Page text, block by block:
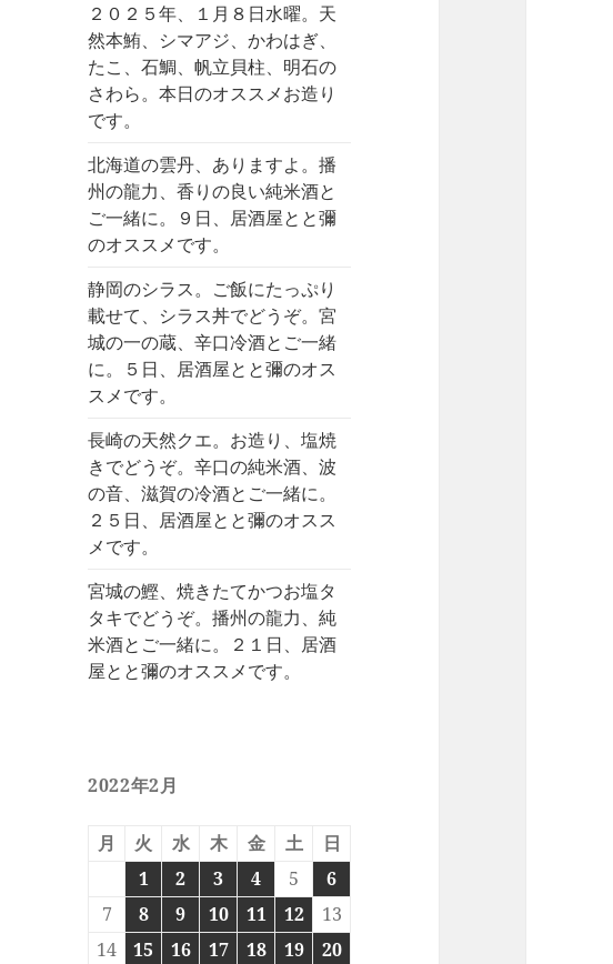
２０２５年、１月８日水曜。天
然本鮪、シマアジ、かわはぎ、
たこ、石鯛、帆立貝柱、明石の
さわら。本日のオススメお造り
です。
北海道の雲丹、ありますよ。播
州の龍力、香りの良い純米酒と
ご一緒に。９日、居酒屋とと彌
のオススメです。
静岡のシラス。ご飯にたっぷり
載せて、シラス丼でどうぞ。宮
城の一の蔵、辛口冷酒とご一緒
に。５日、居酒屋とと彌のオス
スメです。
長崎の天然クエ。お造り、塩焼
きでどうぞ。辛口の純米酒、波
の音、滋賀の冷酒とご一緒に。
２５日、居酒屋とと彌のオスス
メです。
宮城の鰹、焼きたてかつお塩タ
タキでどうぞ。播州の龍力、純
米酒とご一緒に。２１日、居酒
屋とと彌のオススメです。
2022年2月
月 火 水 木 金 土
日
1
2 3 4 5
6
7
8 9 10 11 12
13
14
15 16 17 18 19
20